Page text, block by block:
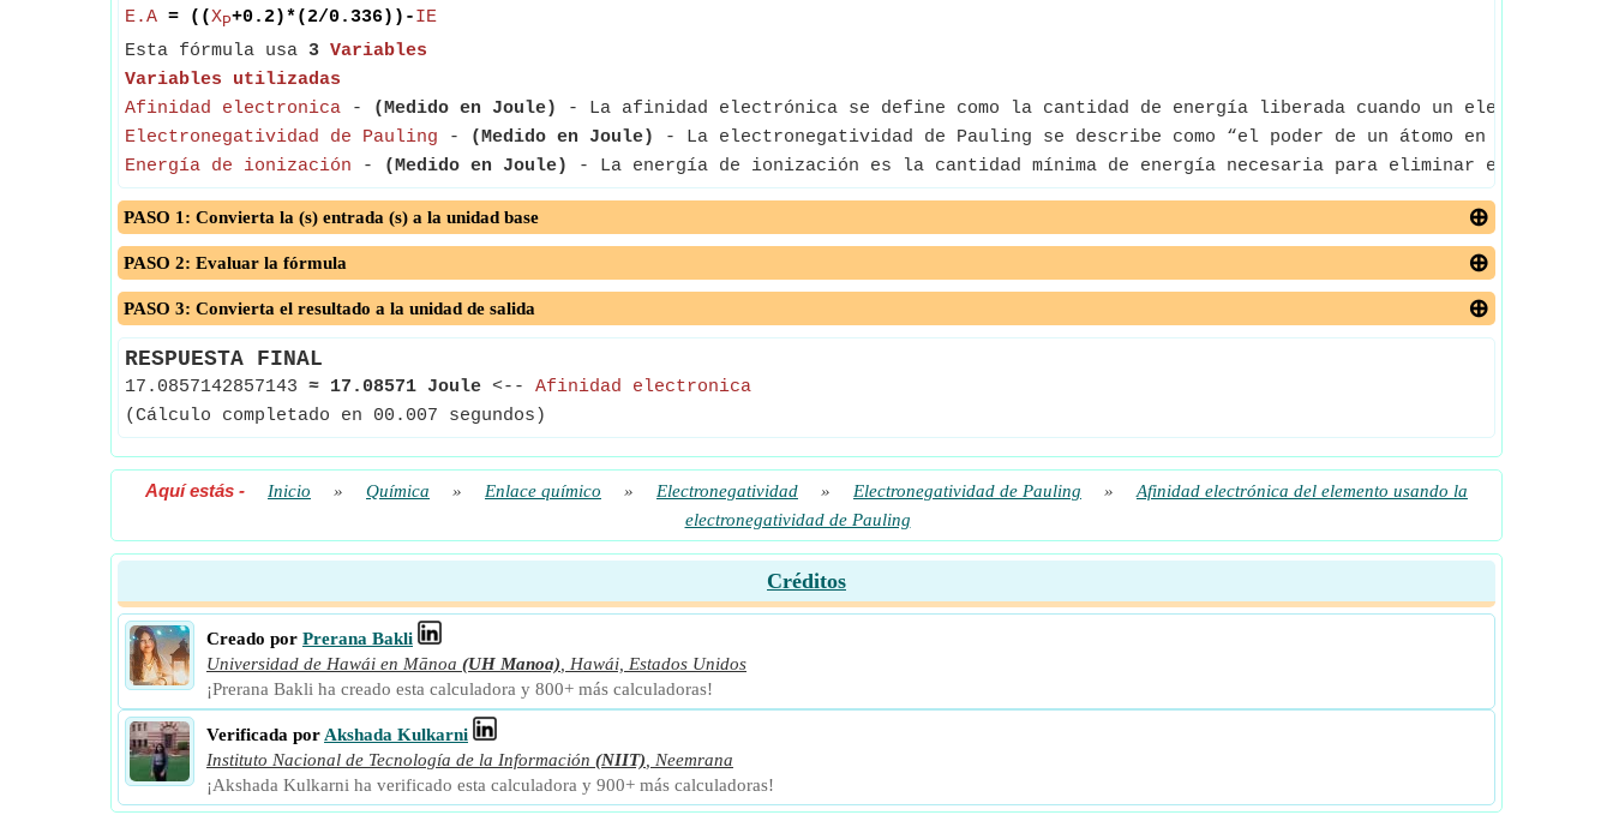
E.A = ((XP+0.2)*(2/0.336))-IE
Esta fórmula usa 3 Variables
Variables utilizadas
Afinidad electronica - (Medido en Joule)
- La afinidad electrónica se define como la cantidad de energía liberada cuando un electrón se
Electronegatividad de Pauling - (Medido en Joule)
- La electronegatividad de Pauling se describe como “el poder de un átomo en una
Energía de ionización - (Medido en Joule) - La energía de ionización es la cantidad mínima de energía necesaria para eliminar el electrón
PASO 1: Convierta la (s) entrada (s) a la unidad base
PASO 2: Evaluar la fórmula
PASO 3: Convierta el resultado a la unidad de salida
RESPUESTA FINAL
17.0857142857143 ≈ 17.08571 Joule <-- Afinidad electronica
(Cálculo completado en 00.007 segundos)
Aquí estás - Inicio » Química » Enlace químico » Electronegatividad » Electronegatividad de Pauling »
Afinidad electrónica del elemento usando la
electronegatividad de Pauling
Créditos
Creado por Prerana Bakli
Universidad de Hawái en Mānoa (UH Manoa)
Hawái, Estados Unidos
¡Prerana Bakli ha creado esta calculadora y 800+ más calculadoras!
Verificada por Akshada Kulkarni
Instituto Nacional de Tecnología de la Información (NIIT)
Neemrana
¡Akshada Kulkarni ha verificado esta calculadora y 900+ más calculadoras!